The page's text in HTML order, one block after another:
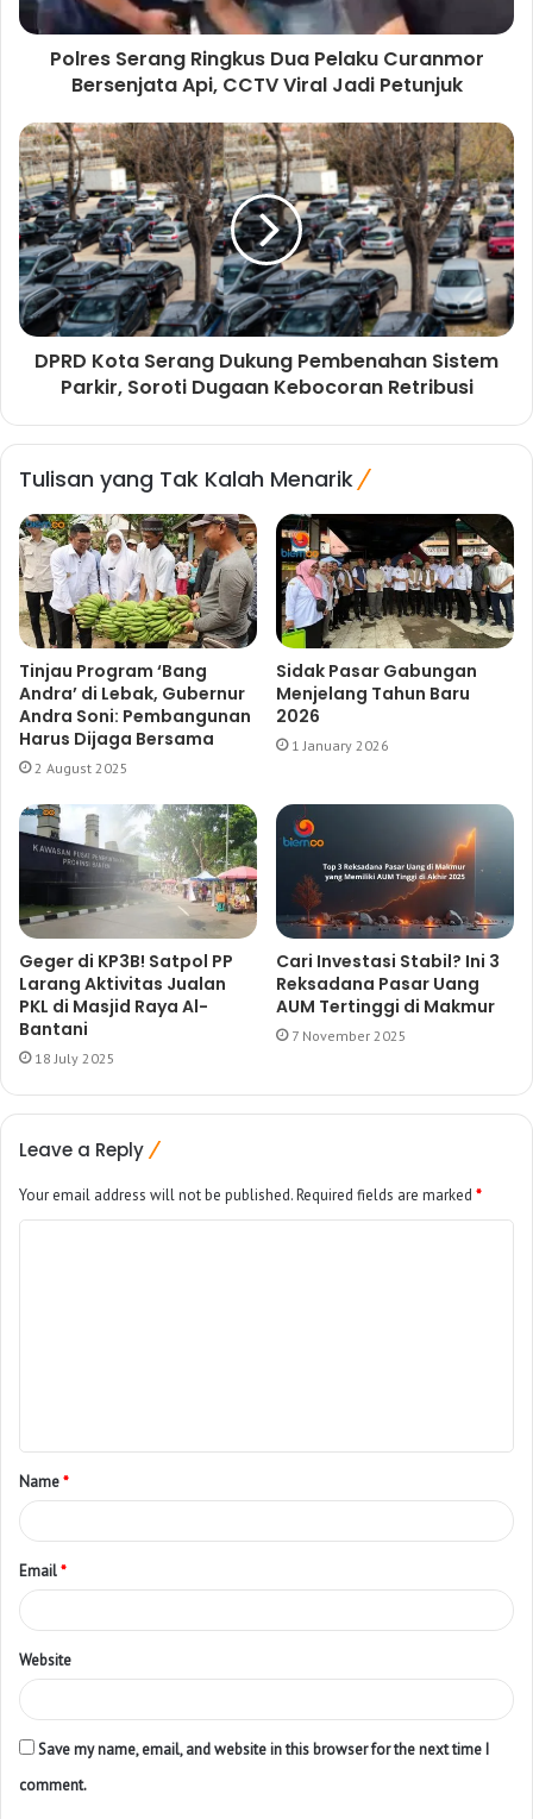
Polres Serang Ringkus Dua Pelaku Curanmor
Bersenjata Api, CCTV Viral Jadi Petunjuk
DPRD Kota Serang Dukung Pembenahan Sistem
Parkir, Soroti Dugaan Kebocoran Retribusi
Tulisan yang Tak Kalah Menarik
Tinjau Program ‘Bang
Andra’ di Lebak, Gubernur
Andra Soni: Pembangunan
Harus Dijaga Bersama
2 August 2025
Sidak Pasar Gabungan
Menjelang Tahun Baru
2026
1 January 2026
Geger di KP3B! Satpol PP
Larang Aktivitas Jualan
PKL di Masjid Raya Al-
Bantani
18 July 2025
Cari Investasi Stabil? Ini 3
Reksadana Pasar Uang
AUM Tertinggi di Makmur
7 November 2025
Leave a Reply
Your email address will not be published.Required fields are marked *
Name*
Email*
Website
Save my name, email, and website in this browser for the next time I
comment.